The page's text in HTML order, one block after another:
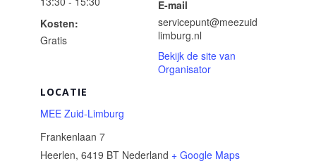
Kosten:
Gratis
LOCATIE
MEE Zuid-Limburg
Frankenlaan 7
Heerlen, 6419 BT Nederland + Google Maps
E-mail
servicepunt@meezuid
limburg.nl
Bekijk de site van
Organisator